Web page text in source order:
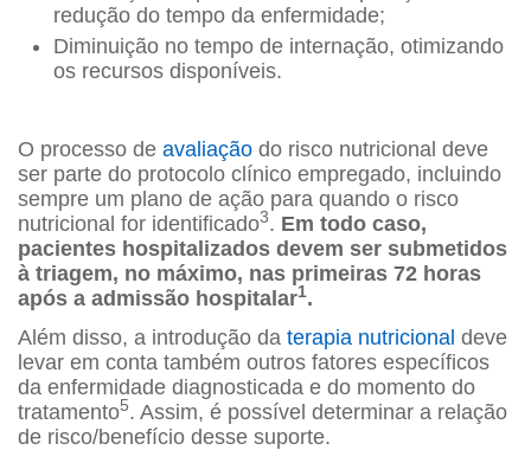
redução do tempo da enfermidade;
Diminuição no tempo de internação, otimizando
os recursos disponíveis.
O processo de avaliação do risco nutricional deve
ser parte do protocolo clínico empregado, incluindo
sempre um plano de ação para quando o risco
nutricional for identificado3. Em todo caso,
pacientes hospitalizados devem ser submetidos
à triagem, no máximo, nas primeiras 72 horas
após a admissão hospitalar1.
Além disso, a introdução da terapia nutricional deve
levar em conta também outros fatores específicos
da enfermidade diagnosticada e do momento do
tratamento5. Assim, é possível determinar a relação
de risco/benefício desse suporte.